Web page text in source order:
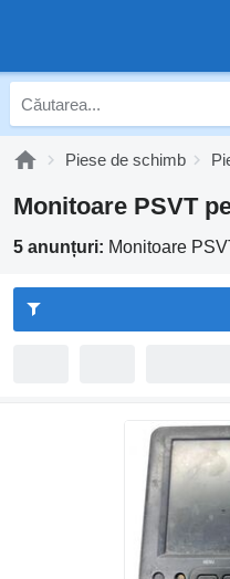
Piese de schimb
Monitoare PSVT
5 anunțuri: Monitoare